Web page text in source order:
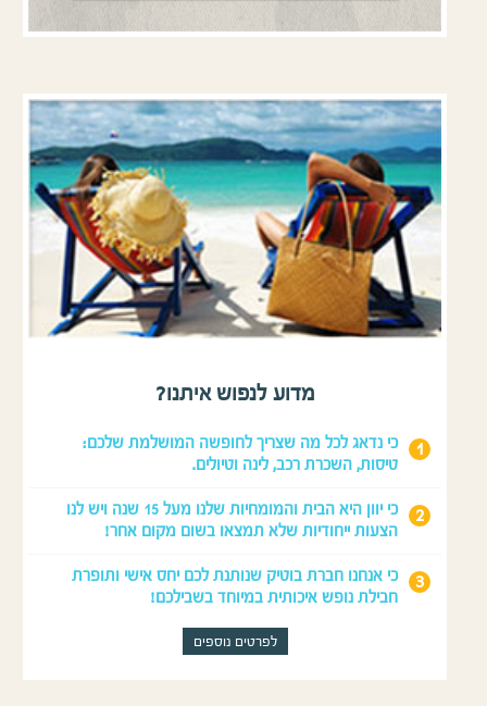
מדוע לנפוש איתנו?
כי נדאג לכל מה שצריך לחופשה המושלמת שלכם:
טיסות, השכרת רכב, לינה וטיולים.
כי יוון היא הבית והמומחיות שלנו מעל 15 שנה ויש לנו
הצעות ייחודיות שלא תמצאו בשום מקום אחר!
כי אנחנו חברת בוטיק שנותנת לכם יחס אישי ותופרת
חבילת נופש איכותית במיוחד בשבילכם!
לפרטים נוספים